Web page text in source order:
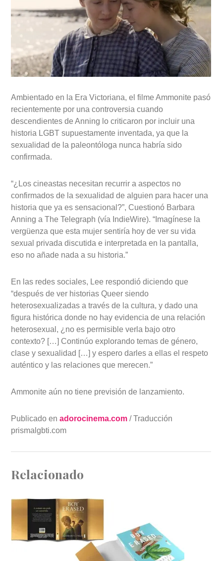
Ambientado en la Era Victoriana, el filme Ammonite pasó
recientemente por una controversia cuando
descendientes de Anning lo criticaron por incluir una
historia LGBT supuestamente inventada, ya que la
sexualidad de la paleontóloga nunca habría sido
confirmada.
“¿Los cineastas necesitan recurrir a aspectos no
confirmados de la sexualidad de alguien para hacer una
historia que ya es sensacional?”, Cuestionó Barbara
Anning a The Telegraph (vía IndieWire). “Imagínese la
vergüenza que esta mujer sentiría hoy de ver su vida
sexual privada discutida e interpretada en la pantalla,
eso no añade nada a su historia.”
En las redes sociales, Lee respondió diciendo que
“después de ver historias Queer siendo
heterosexualizadas a través de la cultura, y dado una
figura histórica donde no hay evidencia de una relación
heterosexual, ¿no es permisible verla bajo otro
contexto? […] Continúo explorando temas de género,
clase y sexualidad […] y espero darles a ellas el respeto
auténtico y las relaciones que merecen.”
Ammonite aún no tiene previsión de lanzamiento.
Publicado enadorocinema.com / Traducción
prismalgbti.com
Relacionado